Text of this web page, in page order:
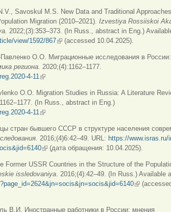
Savoskul M.S. New Data and Traditional
Migration (2010–2021). Izvestiya Rossiiskoi
2022;(3):353–373. (In Russ., abstract in Eng.)
view/1592/867(внешняя ссылка)
(accessed 10.04.2025).
О.О. Миграционные исследования в
региона. 2020;(4):1162–1177.
4-11(внешняя ссылка)
O.O. Migration Studies in Russia: A Literature
(In Russ., abstract in Eng.)
4-11(внешняя ссылка)
стран бывшего СССР в структуре населения
2016;(4)6:42–49. URL: https://www.isras.ru/
(внешняя ссылка)
(дата обращения: 10.04.2025).
Former USSR Countries in the Structure of the
issledovaniya. 2016;(4):42–49. (In Russ.) Available
(внешняя
В.И. Иностранные работники в России: мнения